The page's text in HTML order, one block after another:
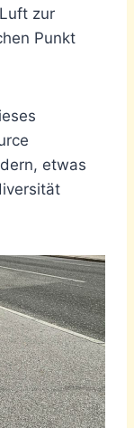
zur
Punkt
etwas